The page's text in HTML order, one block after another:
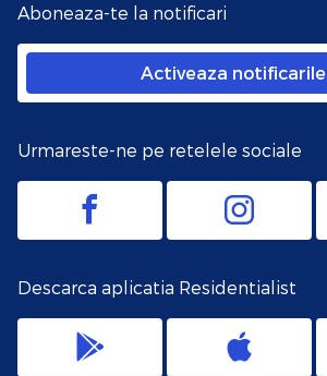
Aboneaza-te la notificari
Activeaza notificarile
Urmareste-ne pe retelele sociale
Descarca aplicatia Residentialist